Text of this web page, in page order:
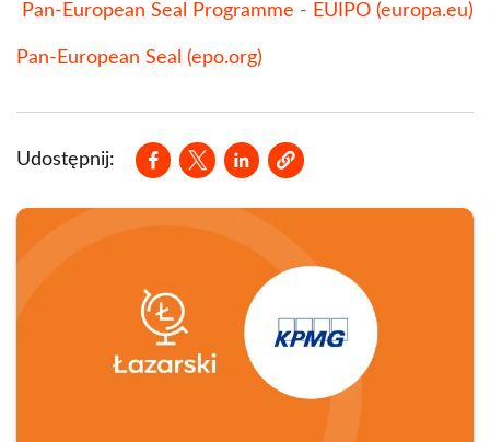
Pan-European Seal Programme - EUIPO (europa.eu)
Pan-European Seal (epo.org)
Udostępnij:
Opens in a new window
Opens in a new window
Opens in a new window